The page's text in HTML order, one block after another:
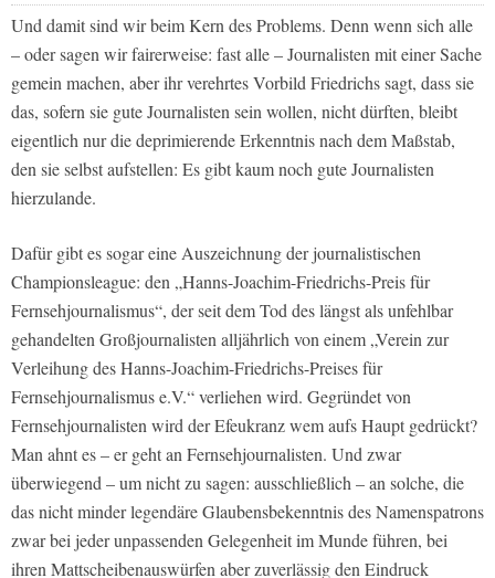
Und damit sind wir beim Kern des Problems. Denn wenn sich alle
– oder sagen wir fairerweise: fast alle – Journalisten mit einer Sache
gemein machen, aber ihr verehrtes Vorbild Friedrichs sagt, dass sie
das, sofern sie gute Journalisten sein wollen, nicht dürften, bleibt
eigentlich nur die deprimierende Erkenntnis nach dem Maßstab,
den sie selbst aufstellen: Es gibt kaum noch gute Journalisten
hierzulande.
Dafür gibt es sogar eine Auszeichnung der journalistischen
Championsleague: den „Hanns-Joachim-Friedrichs-Preis für
Fernsehjournalismus“, der seit dem Tod des längst als unfehlbar
gehandelten Großjournalisten alljährlich von einem „Verein zur
Verleihung des Hanns-Joachim-Friedrichs-Preises für
Fernsehjournalismus e.V.“ verliehen wird. Gegründet von
Fernsehjournalisten wird der Efeukranz wem aufs Haupt gedrückt?
Man ahnt es – er geht an Fernsehjournalisten. Und zwar
überwiegend – um nicht zu sagen: ausschließlich – an solche, die
das nicht minder legendäre Glaubensbekenntnis des Namenspatrons
zwar bei jeder unpassenden Gelegenheit im Munde führen, bei
ihren Mattscheibenauswürfen aber zuverlässig den Eindruck